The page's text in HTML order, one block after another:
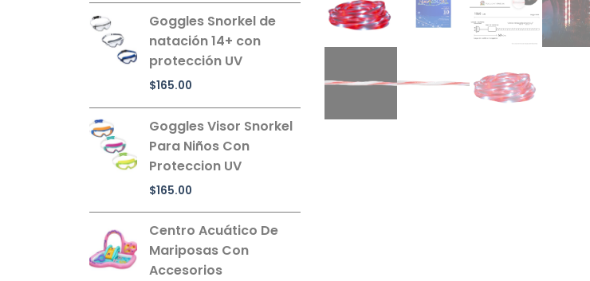
Goggles Snorkel de
natación 14+ con
protección UV
$165.00
Goggles Visor Snorkel
Para Niños Con
Proteccion UV
$165.00
Centro Acuático De
Mariposas Con
Accesorios